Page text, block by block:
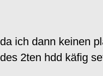
da ich dann keinen
des 2ten hdd käfig